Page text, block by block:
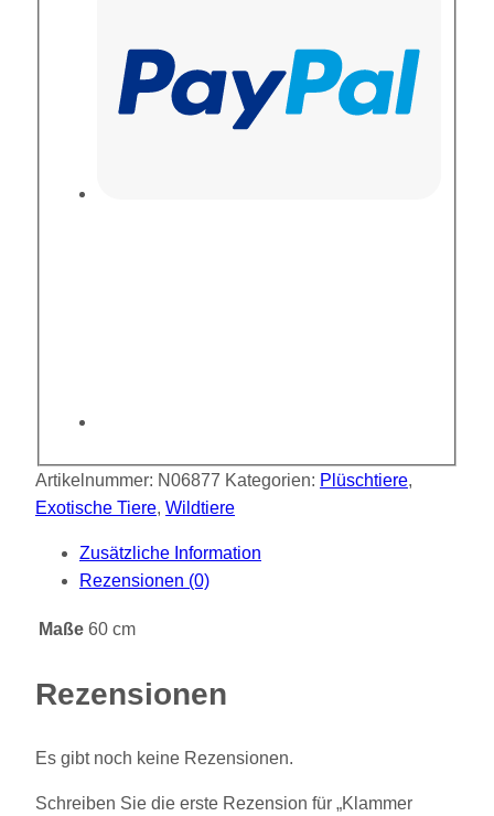
Artikelnummer: N06877 Kategorien: Plüschtiere,
Exotische Tiere, Wildtiere
Zusätzliche Information
Rezensionen (0)
Maße 60 cm
Rezensionen
Es gibt noch keine Rezensionen.
Schreiben Sie die erste Rezension für „Klammer